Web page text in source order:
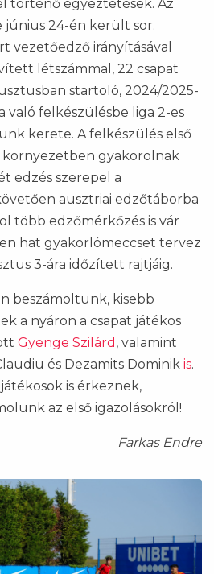
történő egyeztetések. Az
június 24-én került sor.
vezetőedző irányításával
létszámmal, 22 csapat
startoló, 2024/2025-
való felkészülésbe liga 2-es
kerete. A felkészülés első
környezetben gyakorolnak
edzés szerepel a
ausztriai edzőtáborba
több edzőmérkőzés is vár
hat gyakorlómeccset tervez
3-ára időzített rajtjáig.
beszámoltunk, kisebb
a nyáron a csapat játékos
Gyenge Szilárd , valamint
és Dezamits Dominik is.
is érkeznek,
az első igazolásokról!
Farkas Endre